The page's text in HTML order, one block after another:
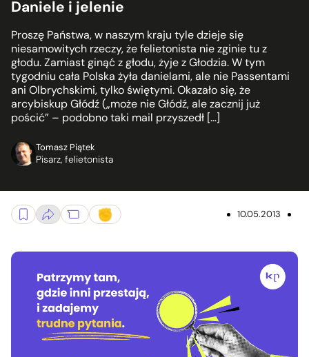
Daniele i jelenie
Proszę Państwa, w naszym kraju tyle dzieje się
niesamowitych rzeczy, że felietonista nie zginie tu z
głodu. Zamiast ginąć z głodu, żyje z Głodzia. W tym
tygodniu cała Polska żyła danielami, ale nie Passentami
ani Olbrychskimi, tylko świętymi. Okazało się, że
arcybiskup Głódź („może nie Głódź, ale zacznij już
pościć” – podobno taki mail przyszedł […]
Tomasz Piątek
Pisarz, felietonista
10.05.2013